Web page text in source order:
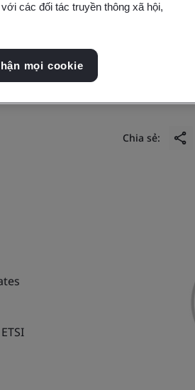
Chia sẻ:
các đối tác truyền thông xã hội,
mọi cookie